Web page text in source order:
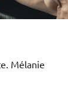
Mélanie